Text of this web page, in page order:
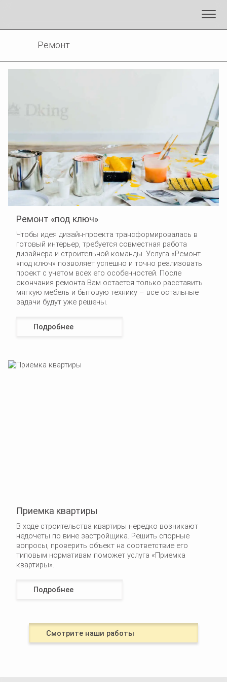
Ремонт
Ремонт «под ключ»
Чтобы идея дизайн-проекта трансформировалась в
готовый интерьер, требуется совместная работа
дизайнера и строительной команды. Услуга «Ремонт
«под ключ» позволяет успешно и точно реализовать
проект с учетом всех его особенностей. После
окончания ремонта Вам остается только расставить
мягкую мебель и бытовую технику – все остальные
задачи будут уже решены.
Подробнее
Приемка квартиры
В ходе строительства квартиры нередко возникают
недочеты по вине застройщика. Решить спорные
вопросы, проверить объект на соответствие его
типовым нормативам поможет услуга «Приемка
квартиры».
Подробнее
Смотрите наши работы